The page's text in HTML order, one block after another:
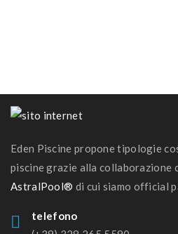
Eden Piscine propone tipologie
piscine grazie alla collaborazione
AstralPool® di cui siamo official
telefono